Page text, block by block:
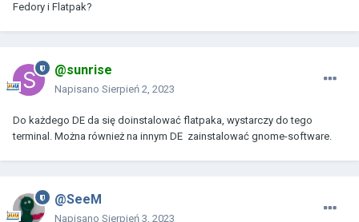
Fedory i Flatpak?
@sunrise
Napisano Sierpień 2, 2023
Do każdego DE da się doinstalować flatpaka, wystarczy do tego
terminal. Można również na innym DE zainstalować gnome-software.
@SeeM
Napisano Sierpień 3, 2023